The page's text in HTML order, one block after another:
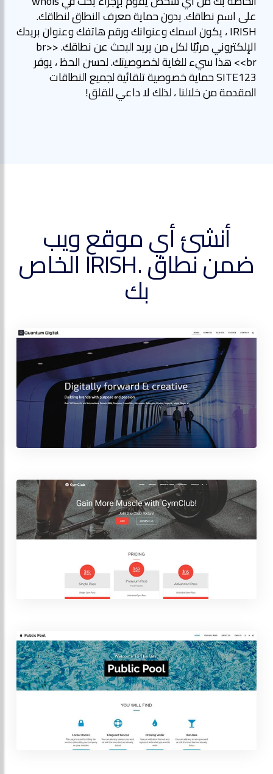
على اسم نطاقك. بدون حماية معرف النطاق لنطاقك.
IRISH ، يكون اسمك وعنوانك ورقم هاتفك وعنوان بريدك
الإلكتروني مرئيًا لكل من يريد البحث عن نطاقك. <br>
<br> هذا سيء للغاية لخصوصيتك. لحسن الحظ ، يوفر
SITE123 حماية خصوصية تلقائية لجميع النطاقات
المقدمة من خلالنا ، لذلك لا داعي للقلق!
أنشئ أي موقع ويب
ضمن نطاق .IRISH الخاص
بك